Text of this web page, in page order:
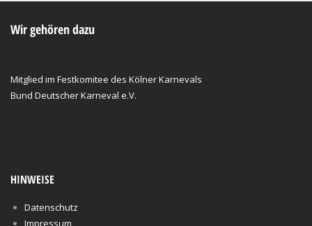
Wir gehören dazu
Mitglied im Festkomitee des Kölner Karnevals
Bund Deutscher Karneval e.V.
HINWEISE
Datenschutz
Impressum